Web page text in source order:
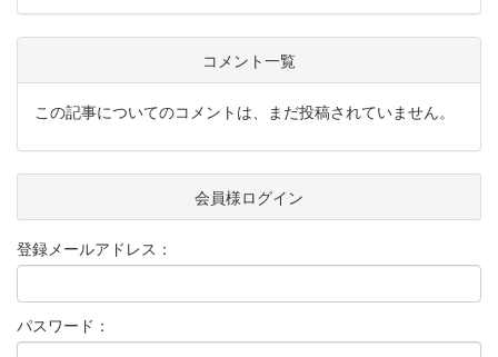
コメント一覧
この記事についてのコメントは、まだ投稿されていません。
会員様ログイン
登録メールアドレス：
パスワード：